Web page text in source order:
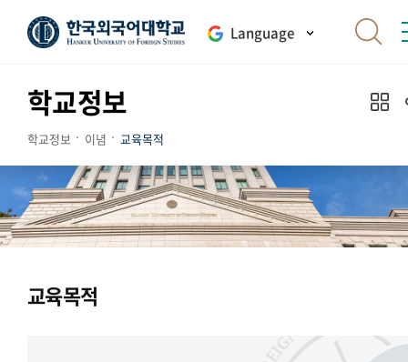
Language
학교정보
학교정보 이념 교육목적
교육목적